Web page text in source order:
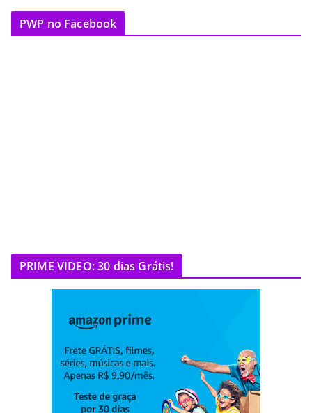
PWP no Facebook
PRIME VIDEO: 30 dias Grátis!